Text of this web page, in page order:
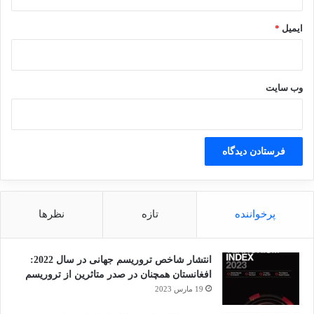
ایمیل *
وب‌ سایت
پرخواننده تازه نظرها
انتشار شاخص تروریسم جهانی در سال 2022:
افغانستان همچنان در صدر متاثرین از تروریسم
19 مارس 2023